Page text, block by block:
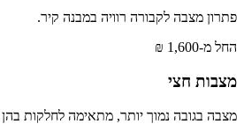
פתרון מצבה לקבורה רוויה במבנה קיר.
החל מ-1,600 ₪
מצבות חצי
מצבה בגובה נמוך יותר, מתאימה לחלקות